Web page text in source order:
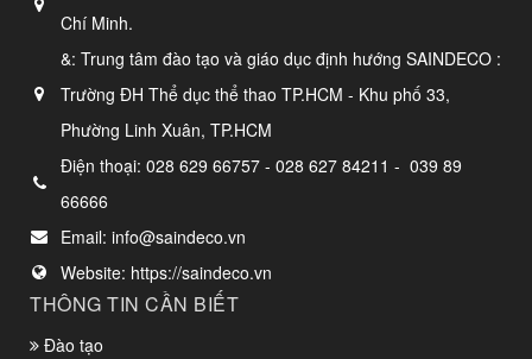
Chí Minh.
&: Trung tâm đào tạo và giáo dục định hướng SAINDECO :
Trường ĐH Thể dục thể thao TP.HCM - Khu phố 33,
Phường Linh Xuân, TP.HCM
Điện thoại: 028 629 66757 - 028 627 84211 - 039 89
66666
Email: info@saindeco.vn
Website: https://saindeco.vn
THÔNG TIN CẦN BIẾT
Đào tạo